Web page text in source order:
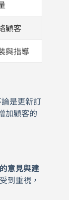
顧客
與指導
論是更新訂
加顧客的
意見與建
到重視，